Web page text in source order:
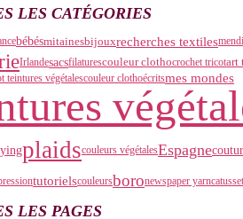
LES CATÉGORIES
bébésmitainesbijouxrecherches textiles
Irlandesacsfilaturescouleur clothocrochet tricotart
teintures végétalescouleur clothoécritsmes mondes
plaidscouleurs végétalesEspagne
tutorielscouleursboronewspaper yarncatusse
LES PAGES